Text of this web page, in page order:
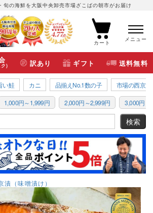
旬の海鮮を大阪中央卸売市場ざこばの朝市がお届け
カート
メニュー
) 訳あり ギフト 送料無料
い鮭 カニ 品揃えNo.1数の子 市場の西京漬
1,000円～1,999円 2,000円～2,999円 3,000円～
漬（味噌漬け）